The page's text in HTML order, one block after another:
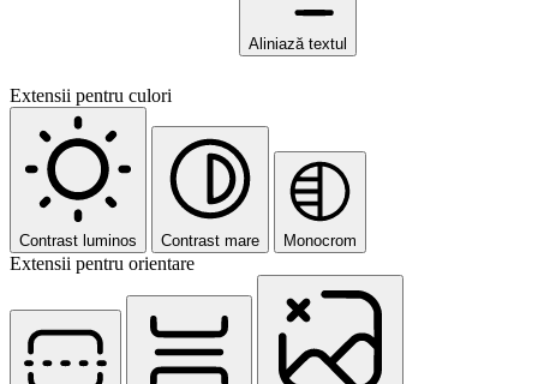
Aliniază textul
Extensii pentru culori
Contrast luminos Contrast mare Monocrom
Extensii pentru orientare